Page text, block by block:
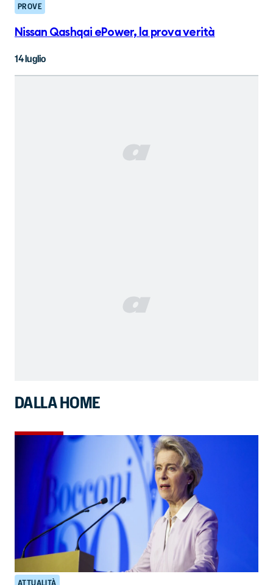
PROVE
Nissan Qashqai ePower, la prova verità
14 luglio
DALLA HOME
ATTUALITÀ